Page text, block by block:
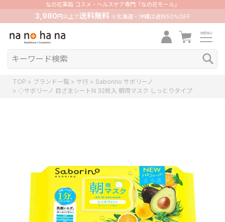
なの花薬局 コスメ・ヘルスケア専門「なの花モール」
3,980 円以上で送料無料※北海道・沖縄は送料50%OFF
TOP ブランド一覧 サ行
Saborino サボリーノ
◇サボリーノ 目ざまシートN 32枚入 朝用マスク しっとりタイプ